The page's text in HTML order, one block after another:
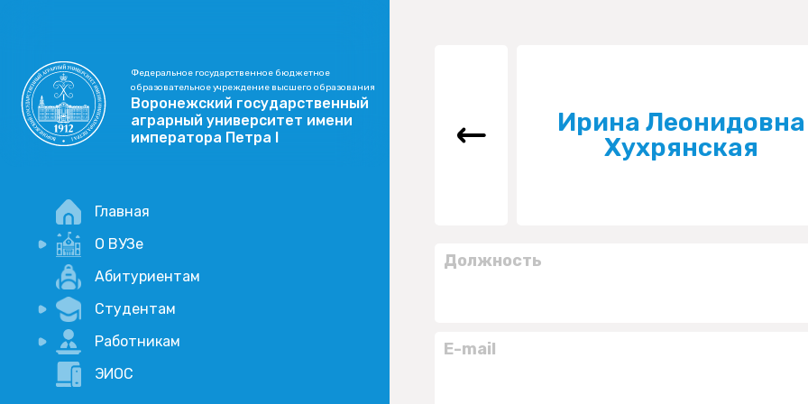
Федеральное государственное бюджетное
образовательное учреждение высшего образования
Воронежский государственный
аграрный университет имени
императора Петра I
Главная
О ВУЗе
Новости
Учебный процесс
Научная деятельность
Абитуриентам
Студентам
Портал дистанционого обучения
Академические отпуска
Работникам
Внимание, опрос!
ЭИОС
Ирина Леонидовна
Хухрянская
Должность
E-mail